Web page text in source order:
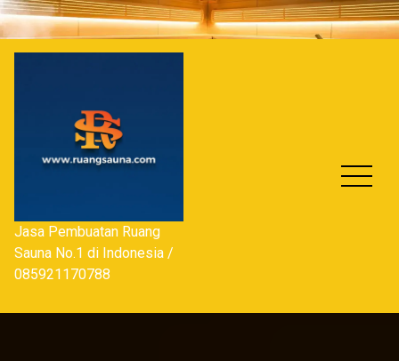
Skip
to
content
Jasa Pembuatan Ruang
Sauna No.1 di Indonesia /
085921170788